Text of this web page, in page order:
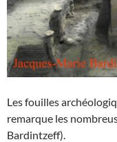
Les fouilles
remarque les
Bardintzeff).